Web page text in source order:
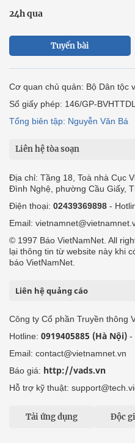
24h qua
Tuyến bài
Cơ quan chủ quản: Bộ Dân tộc
Số giấy phép: 146/GP-
Tổng biên tập: Nguyễn Văn Bá
Liên hệ tòa soạn
Địa chỉ: Tầng 18, Toà nhà Cục
Đình Nghệ, phường Cầu Giấy,
Điện thoại: 02439369898 -
Email:
© 1997 Báo VietNamNet. All
lại thông tin từ website này khi
báo VietNamNet.
Liên hệ quảng cáo
Công ty Cổ phần Truyền thông
Hotline: 0919405885 (Hà Nội) -
Email: contact@vietnamnet.vn
Báo giá: http://vads.vn
Hỗ trợ kỹ thuật:
Tải ứng dụng Độc